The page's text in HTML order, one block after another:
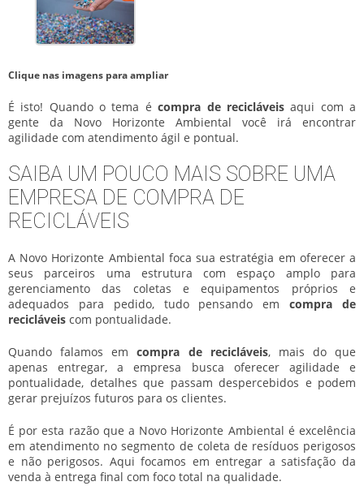
Clique nas imagens para ampliar
É isto! Quando o tema écompra de recicláveisaqui com a
gente da Novo Horizonte Ambiental você irá encontrar
agilidade com atendimento ágil e pontual.
SAIBA UM POUCO MAIS SOBRE UMA
EMPRESA DE COMPRA DE
RECICLÁVEIS
A Novo Horizonte Ambiental foca sua estratégia em oferecer a
seus parceiros uma estrutura com espaço amplo para
gerenciamento das coletas e equipamentos próprios e
adequados para pedido, tudo pensando emcompra de
recicláveis com pontualidade.
Quando falamos emcompra de recicláveis, mais do que
apenas entregar, a empresa busca oferecer agilidade e
pontualidade, detalhes que passam despercebidos e podem
gerar prejuízos futuros para os clientes.
É por esta razão que a Novo Horizonte Ambiental é excelência
em atendimento no segmento de coleta de resíduos perigosos
e não perigosos. Aqui focamos em entregar a satisfação da
venda à entrega final com foco total na qualidade.